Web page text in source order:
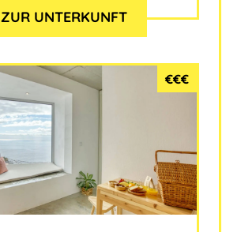
ZUR UNTERKUNFT
€€€